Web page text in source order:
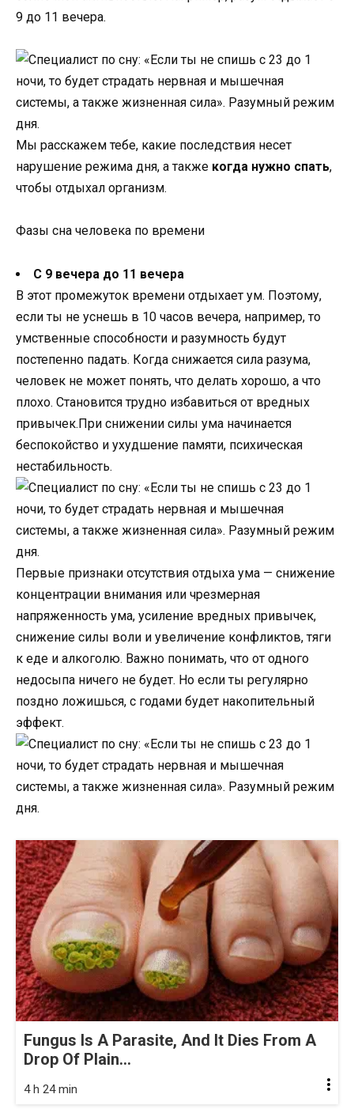
9 до 11 вечера.
Мы расскажем тебе, какие последствия несет
нарушение режима дня, а также когда нужно спать,
чтобы отдыхал организм.
Фазы сна человека по времени
С 9 вечера до 11 вечера
В этот промежуток времени отдыхает ум. Поэтому,
если ты не уснешь в 10 часов вечера, например, то
умственные способности и разумность будут
постепенно падать. Когда снижается сила разума,
человек не может понять, что делать хорошо, а что
плохо. Становится трудно избавиться от вредных
привычек.При снижении силы ума начинается
беспокойство и ухудшение памяти, психическая
нестабильность.
Первые признаки отсутствия отдыха ума — снижение
концентрации внимания или чрезмерная
напряженность ума, усиление вредных привычек,
снижение силы воли и увеличение конфликтов, тяги
к еде и алкоголю. Важно понимать, что от одного
недосыпа ничего не будет. Но если ты регулярно
поздно ложишься, с годами будет накопительный
эффект.
Fungus Is A Parasite, And It Dies From A
Drop Of Plain...
4 h 24 min